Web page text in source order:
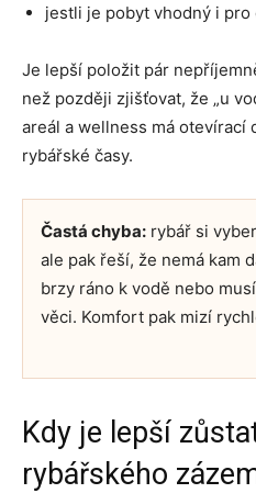
jestli je pobyt vhodný i pro
Je lepší položit pár
než později zjišťovat, že „u
areál a wellness má otevírací
rybářské časy.
Častá chyba: rybář si
ale pak řeší, že nemá kam
brzy ráno k vodě nebo
věci. Komfort pak mizí
Kdy je lepší
rybářského